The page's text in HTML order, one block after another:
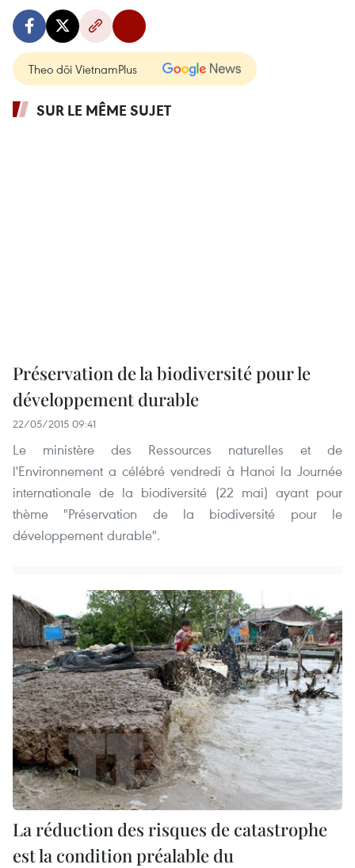
Theo dõi VietnamPlus
SUR LE MÊME SUJET
Préservation de la biodiversité pour le
développement durable
22/05/2015 09:41
Le ministère des Ressources naturelles et de
l'Environnement a célébré vendredi à Hanoi la Journée
internationale de la biodiversité (22 mai) ayant pour
thème "Préservation de la biodiversité pour le
développement durable".
La réduction des risques de catastrophe
est la condition préalable du